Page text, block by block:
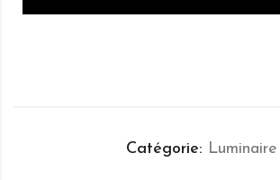
Catégorie Luminaire